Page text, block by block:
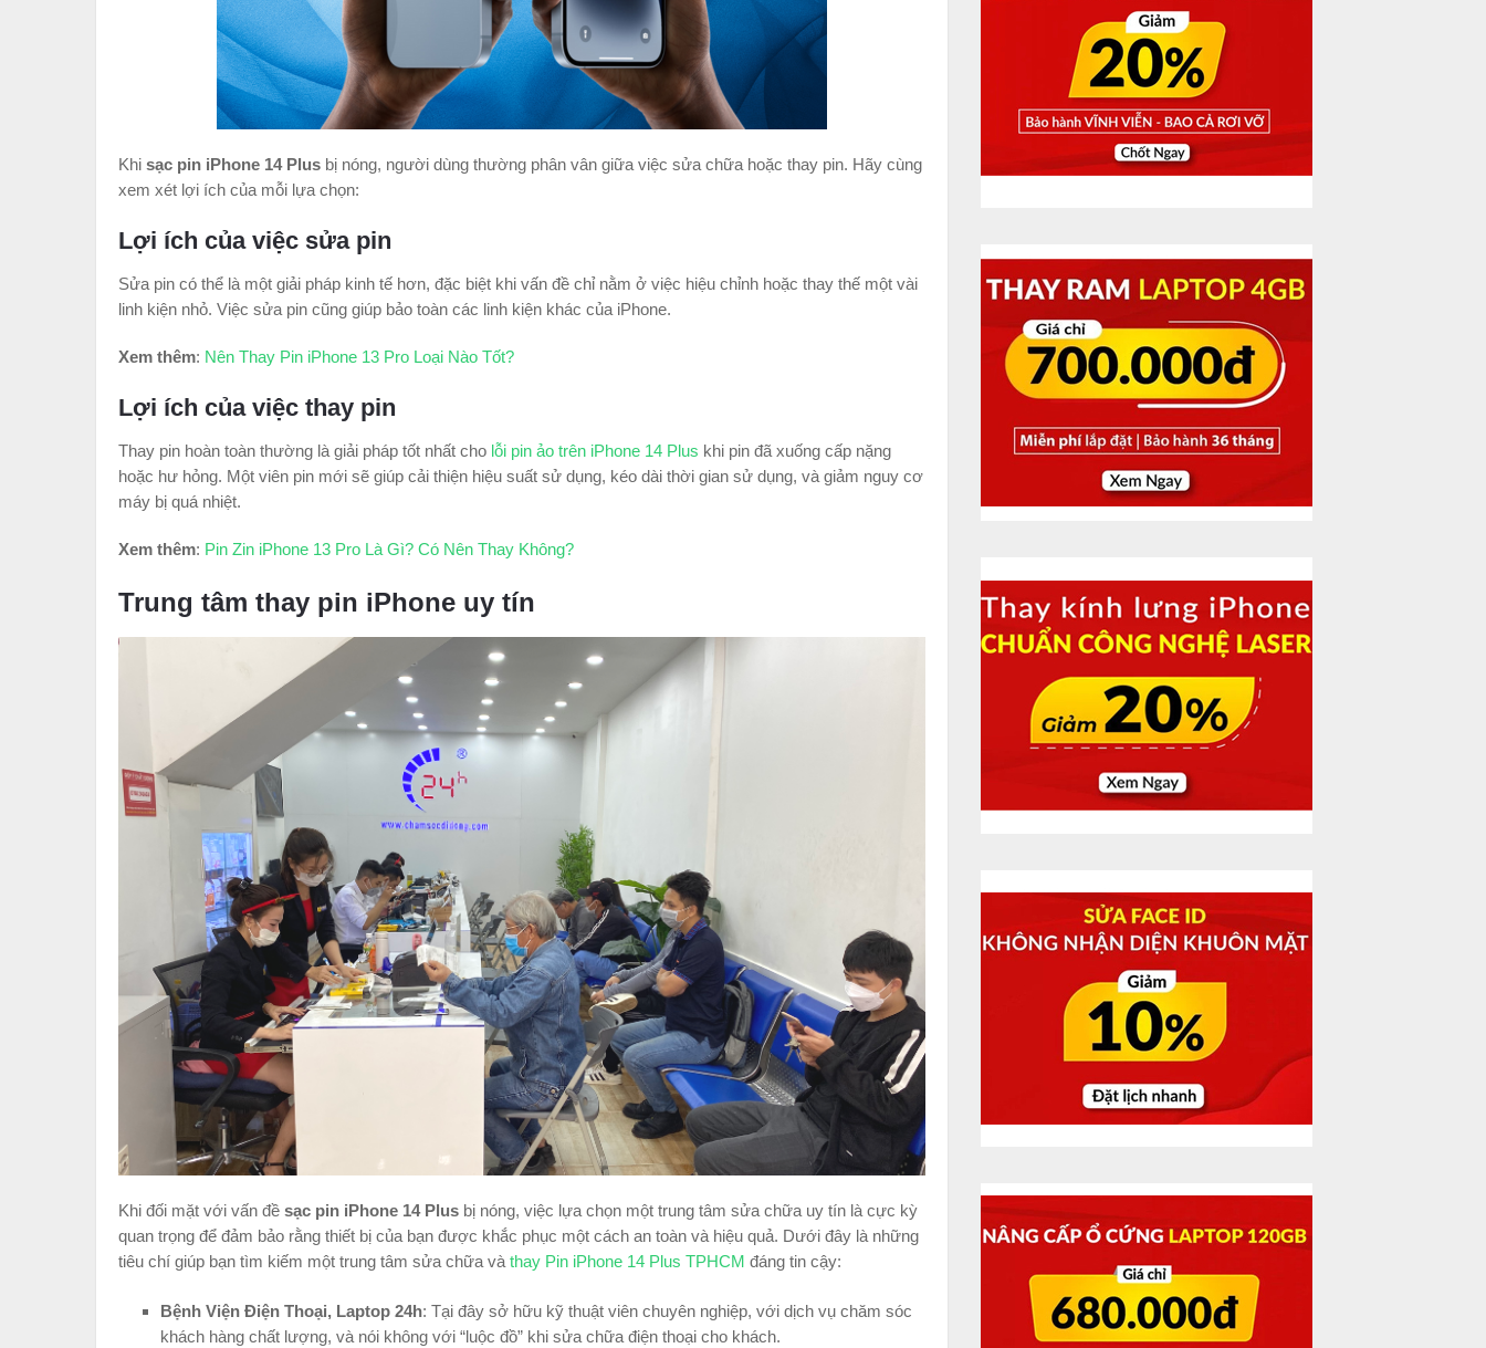
Khi sạc pin iPhone 14 Plus bị nóng, người dùng thường phân vân giữa việc sửa chữa hoặc thay pin. Hãy cùng
xem xét lợi ích của mỗi lựa chọn:
Lợi ích của việc sửa pin
Sửa pin có thể là một giải pháp kinh tế hơn, đặc biệt khi vấn đề chỉ nằm ở việc hiệu chỉnh hoặc thay thế một vài
linh kiện nhỏ. Việc sửa pin cũng giúp bảo toàn các linh kiện khác của iPhone.
Xem thêm: Nên Thay Pin iPhone 13 Pro Loại Nào Tốt?
Lợi ích của việc thay pin
Thay pin hoàn toàn thường là giải pháp tốt nhất cho lỗi pin ảo trên iPhone 14 Plus khi pin đã xuống cấp nặng
hoặc hư hỏng. Một viên pin mới sẽ giúp cải thiện hiệu suất sử dụng, kéo dài thời gian sử dụng, và giảm nguy cơ
máy bị quá nhiệt.
Xem thêm: Pin Zin iPhone 13 Pro Là Gì? Có Nên Thay Không?
Trung tâm thay pin iPhone uy tín
Khi đối mặt với vấn đề sạc pin iPhone 14 Plus bị nóng, việc lựa chọn một trung tâm sửa chữa uy tín là cực kỳ
quan trọng để đảm bảo rằng thiết bị của bạn được khắc phục một cách an toàn và hiệu quả. Dưới đây là những
tiêu chí giúp bạn tìm kiếm một trung tâm sửa chữa và thay Pin iPhone 14 Plus TPHCM đáng tin cậy:
Bệnh Viện Điện Thoại, Laptop 24h: Tại đây sở hữu kỹ thuật viên chuyên nghiệp, với dịch vụ chăm sóc
khách hàng chất lượng, và nói không với “luộc đồ” khi sửa chữa điện thoại cho khách.